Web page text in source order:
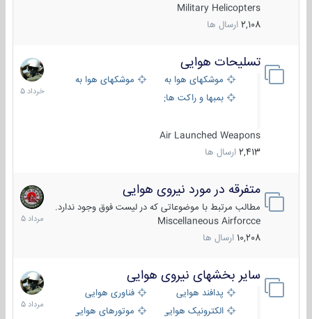
Military Helicopters
2,108 ارسال ها
تسلیحات هوایی
موشکهای هوا به هوا
موشکهای هوا به سطح
بمبها و راکت های هوایی
Air Launched Weapons
2,413 ارسال ها
30
خرداد
1405
متفرقه در مورد نیروی هوایی
مطالب مرتبط با موضوعاتی که در لیست فوق وجود ندارد.
Miscellaneous Airforcce
10,208 ارسال ها
7
مرداد
1405
سایر بخشهای نیروی هوایی
پدافند هوایی
فناوری هوایی
الکترونیک هوایی
موتورهای هوایی
2
مرداد
1405